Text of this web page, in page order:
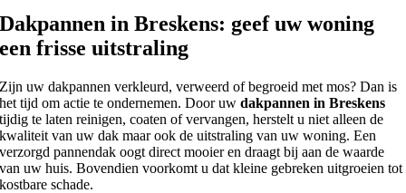
Dakpannen in Breskens: geef uw woning
een frisse uitstraling
Zijn uw dakpannen verkleurd, verweerd of begroeid met mos? Dan is
het tijd om actie te ondernemen. Door uwdakpannen in Breskens
tijdig te laten reinigen, coaten of vervangen, herstelt u niet alleen de
kwaliteit van uw dak maar ook de uitstraling van uw woning. Een
verzorgd pannendak oogt direct mooier en draagt bij aan de waarde
van uw huis. Bovendien voorkomt u dat kleine gebreken uitgroeien tot
kostbare schade.